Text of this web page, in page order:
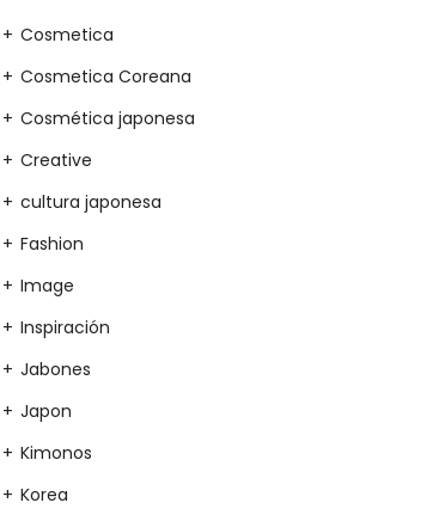
Cosmetica
Cosmetica Coreana
Cosmética japonesa
Creative
cultura japonesa
Fashion
Image
Inspiración
Jabones
Japon
Kimonos
Korea